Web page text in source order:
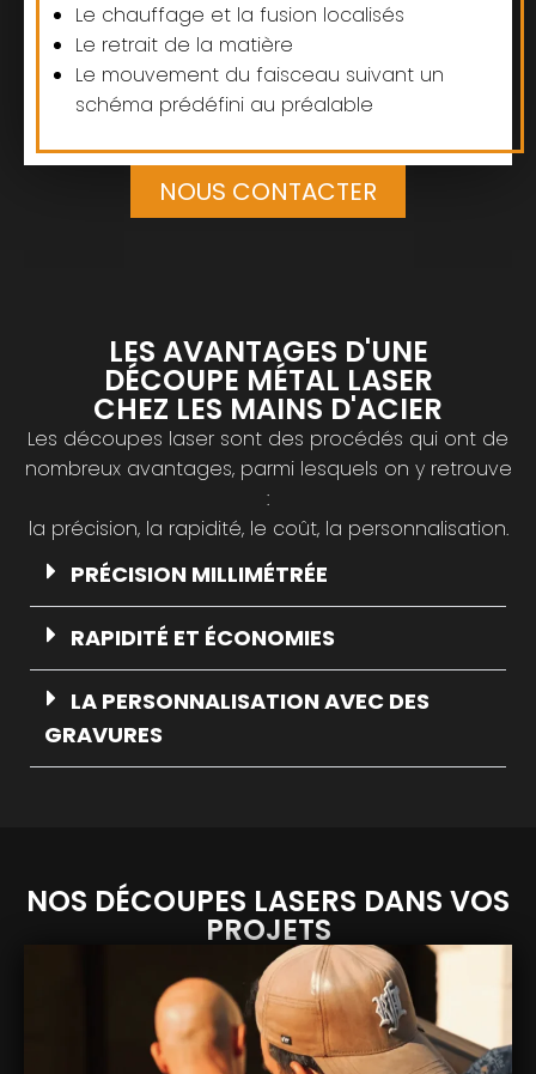
Le chauffage et la fusion localisés
Le retrait de la matière
Le mouvement du faisceau suivant un
schéma prédéfini au préalable
NOUS CONTACTER
LES AVANTAGES D'UNE
DÉCOUPE MÉTAL LASER
CHEZ LES MAINS D'ACIER
Les découpes laser sont des procédés qui ont de
nombreux avantages, parmi lesquels on y retrouve
:
la précision, la rapidité, le coût, la personnalisation.
PRÉCISION MILLIMÉTRÉE
RAPIDITÉ ET ÉCONOMIES
LA PERSONNALISATION AVEC DES
GRAVURES
NOS DÉCOUPES LASERS DANS VOS
PROJETS